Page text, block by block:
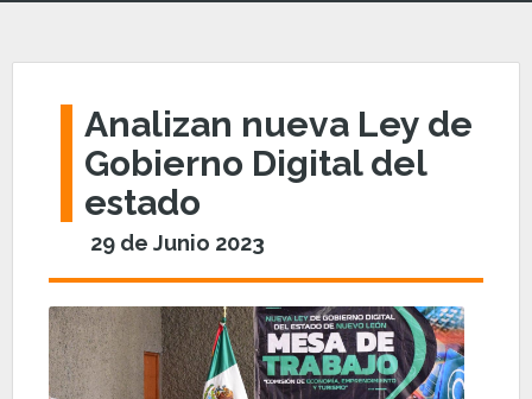
Analizan nueva Ley de
Gobierno Digital del
estado
29 de Junio 2023